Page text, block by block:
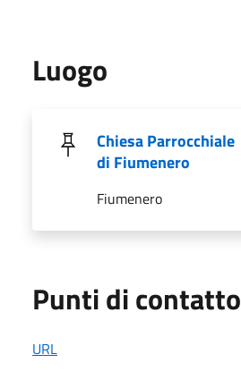
Luogo
Chiesa Parrocchiale
di Fiumenero
Fiumenero
Punti di contatto
URL